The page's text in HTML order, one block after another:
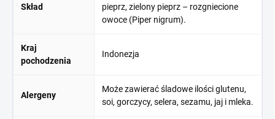
Skład
pieprz, zielony pieprz – rozgniecione
owoce (Piper nigrum).
Kraj
pochodzenia
Indonezja
Alergeny
Może zawierać śladowe ilości glutenu,
soi, gorczycy, selera, sezamu, jaj i mleka.